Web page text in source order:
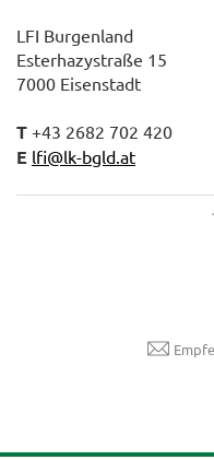
LFI Burgenland
Esterhazystraße 15
7000 Eisenstadt
T +43 2682 702 420
E lfi@lk-bgld.at